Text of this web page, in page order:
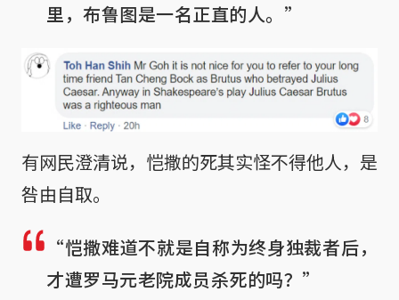
里，布鲁图是一名正直的人。”
有网民澄清说，恺撒的死其实怪不得他人，是
咎由自取。
“恺撒难道不就是自称为终身独裁者后，
才遭罗马元老院成员杀死的吗？”